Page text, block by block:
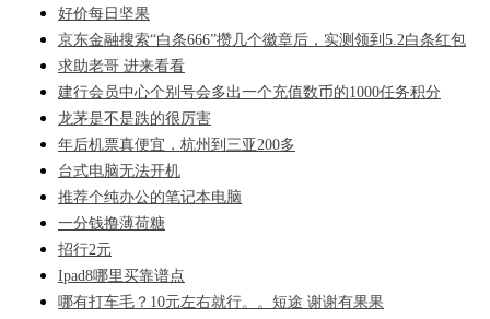
好价每日坚果
京东金融搜索“白条666”攒几个徽章后，实测领到5.2白条红包
求助老哥 进来看看
建行会员中心个别号会多出一个充值数币的1000任务积分
龙茅是不是跌的很厉害
年后机票真便宜，杭州到三亚200多
台式电脑无法开机
推荐个纯办公的笔记本电脑
一分钱撸薄荷糖
招行2元
Ipad8哪里买靠谱点
哪有打车毛？10元左右就行。。短途 谢谢有果果